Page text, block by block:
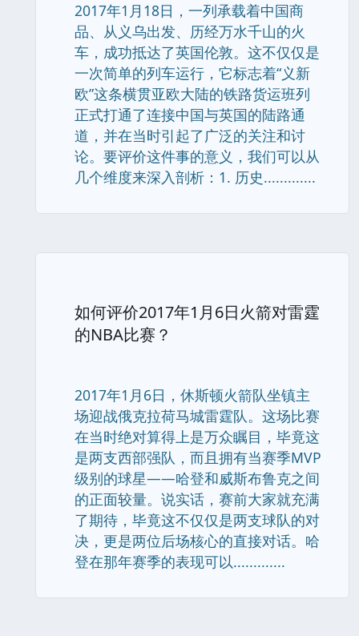
2017年1月18日，一列承载着中国商
品、从义乌出发、历经万水千山的火
车，成功抵达了英国伦敦。这不仅仅是
一次简单的列车运行，它标志着“义新
欧”这条横贯亚欧大陆的铁路货运班列
正式打通了连接中国与英国的陆路通
道，并在当时引起了广泛的关注和讨
论。要评价这件事的意义，我们可以从
几个维度来深入剖析：1. 历史.............
如何评价2017年1月6日火箭对雷霆
的NBA比赛？
2017年1月6日，休斯顿火箭队坐镇主
场迎战俄克拉荷马城雷霆队。这场比赛
在当时绝对算得上是万众瞩目，毕竟这
是两支西部强队，而且拥有当赛季MVP
级别的球星——哈登和威斯布鲁克之间
的正面较量。说实话，赛前大家就充满
了期待，毕竟这不仅仅是两支球队的对
决，更是两位后场核心的直接对话。哈
登在那年赛季的表现可以.............